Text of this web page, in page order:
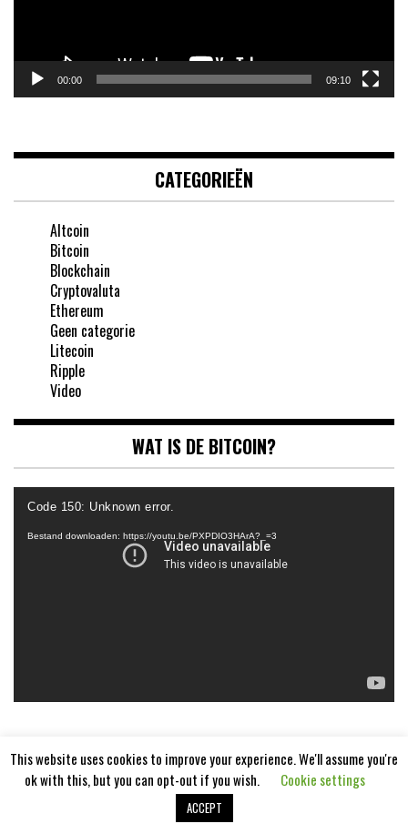
00:00 09:10
CATEGORIEËN
Altcoin
Bitcoin
Blockchain
Cryptovaluta
Ethereum
Geen categorie
Litecoin
Ripple
Video
WAT IS DE BITCOIN?
Videospeler
Code 150: Unknown error.
Bestand downloaden: https://youtu.be/PXPDIO3HArA?_=3
Aangedreven door
This website uses cookies to improve your experience. We'll assume you're
ok with this, but you can opt-out if you wish.
Cookie settings
ACCEPT